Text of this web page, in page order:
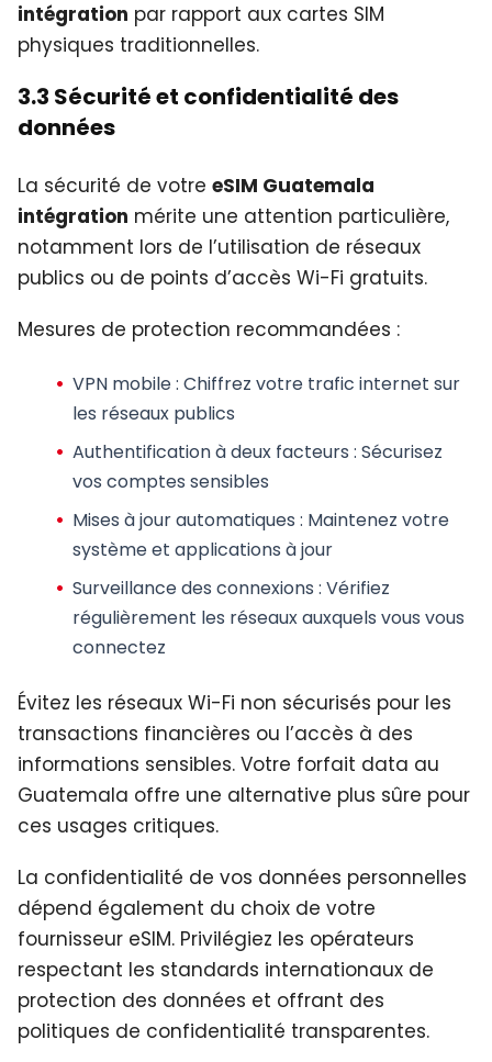
intégration par rapport aux cartes SIM
physiques traditionnelles.
3.3 Sécurité et confidentialité des
données
La sécurité de votre eSIM Guatemala
intégration mérite une attention particulière,
notamment lors de l’utilisation de réseaux
publics ou de points d’accès Wi-Fi gratuits.
Mesures de protection recommandées :
VPN mobile: Chiffrez votre trafic internet sur
les réseaux publics
Authentification à deux facteurs : Sécurisez
vos comptes sensibles
Mises à jour automatiques : Maintenez votre
système et applications à jour
Surveillance des connexions : Vérifiez
régulièrement les réseaux auxquels vous vous
connectez
Évitez les réseaux Wi-Fi non sécurisés pour les
transactions financières ou l’accès à des
informations sensibles. Votre forfait data au
Guatemala offre une alternative plus sûre pour
ces usages critiques.
La confidentialité de vos données personnelles
dépend également du choix de votre
fournisseur eSIM. Privilégiez les opérateurs
respectant les standards internationaux de
protection des données et offrant des
politiques de confidentialité transparentes.